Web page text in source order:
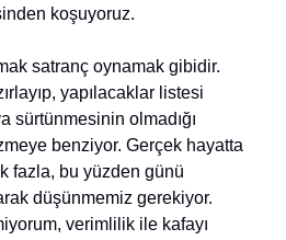
koşuyoruz.
satranç oynamak gibidir.
yapılacaklar listesi
sürtünmesinin olmadığı
benziyor. Gerçek hayatta
fazla, bu yüzden günü
düşünmemiz gerekiyor.
verimlilik ile kafayı